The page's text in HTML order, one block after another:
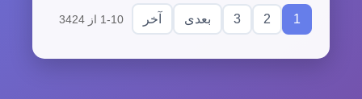
1
2
3 بعدی آخر 1-10 از 3424